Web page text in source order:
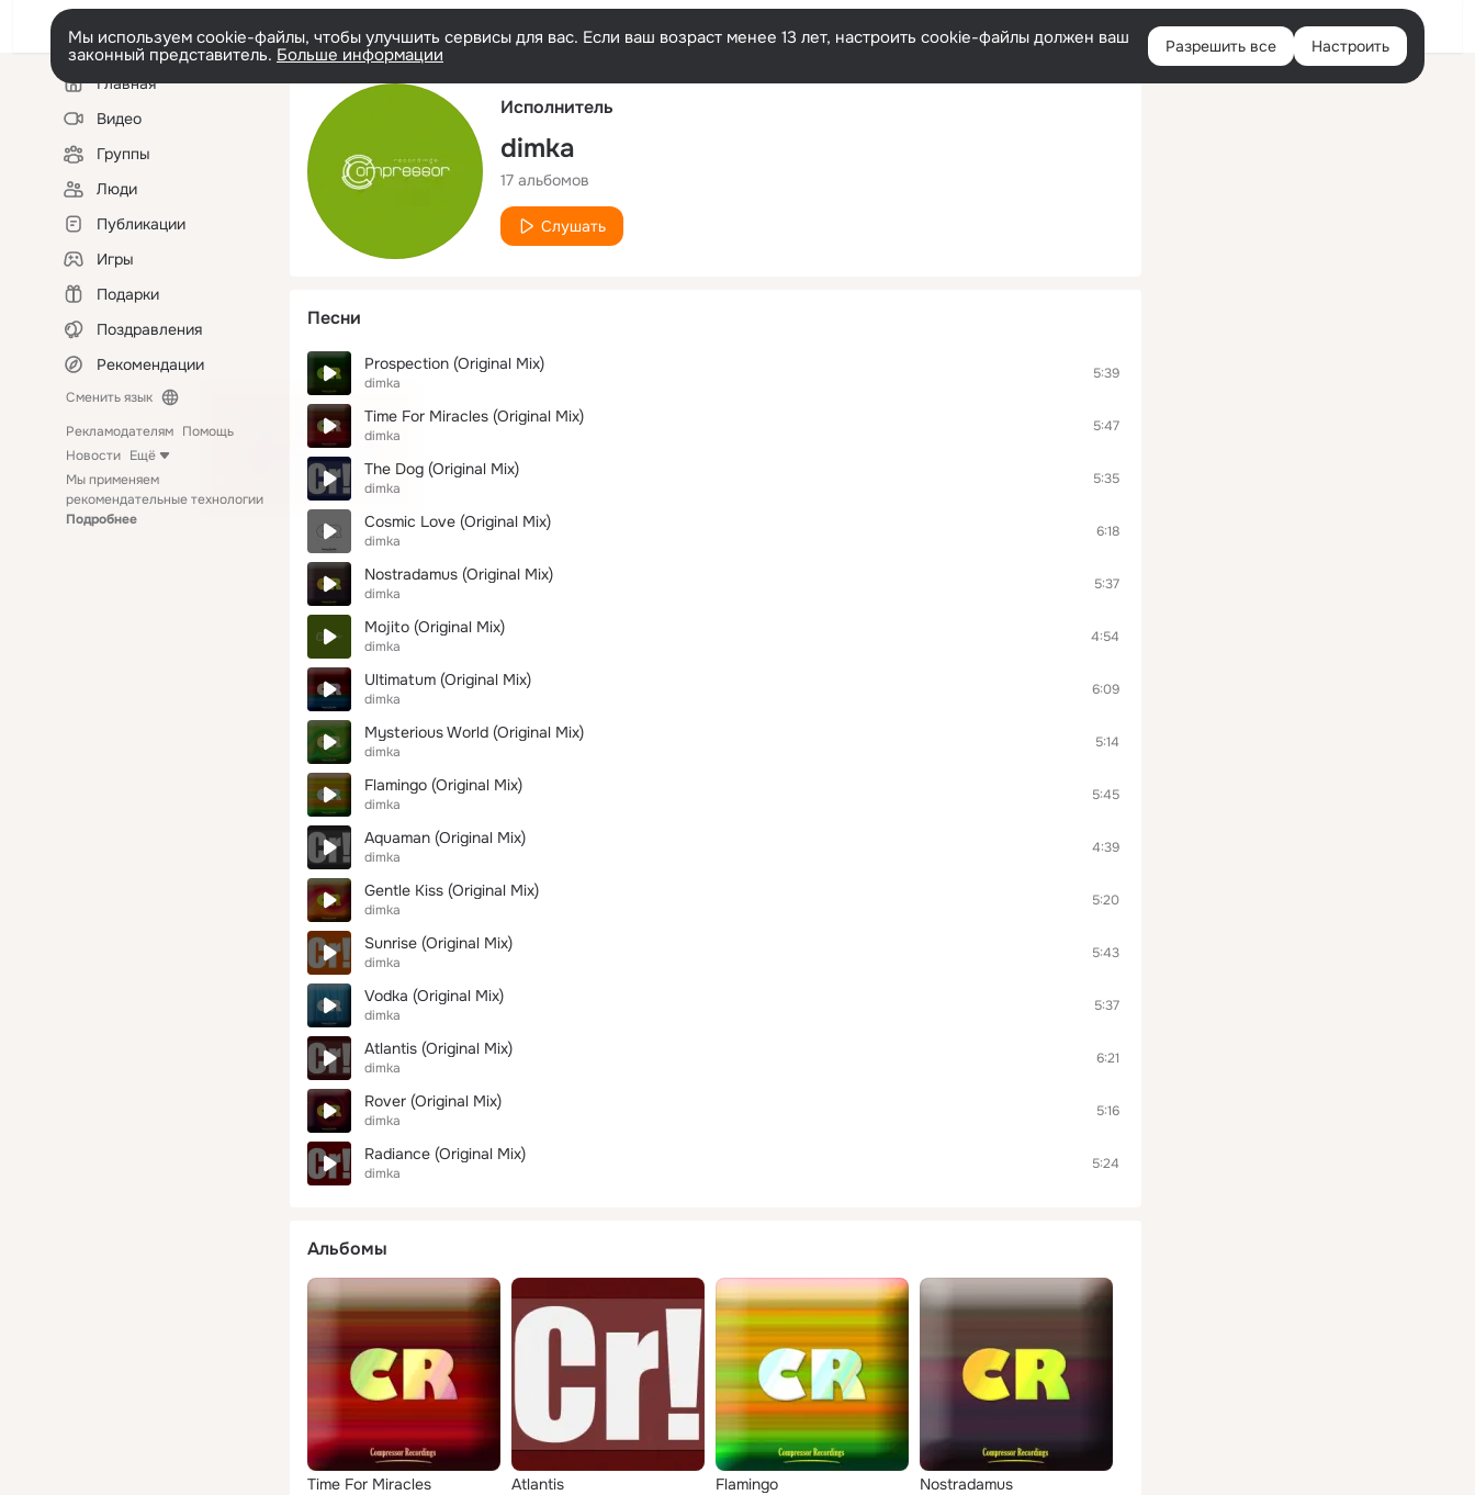
Русский Войти
Мы используем cookie-файлы, чтобы улучшить сервисы для вас. Если ваш возраст менее 13 лет, настроить cookie-файлы должен ваш
законный представитель. Больше информации Разрешить все Настроить
Левая
колонкаГлавная
Видео
Группы
Люди
Публикации
Игры
Подарки
Поздравления
Рекомендации
Сменить язык
Рекламодателям Помощь
Новости Ещё
Мы применяем
рекомендательные технологии
Подробнее
Исполнитель
dimka
17 альбомов
Слушать
Песни
Prospection (Original Mix)
dimka
5:39
Time For Miracles (Original Mix)
dimka
5:47
The Dog (Original Mix)
dimka
5:35
Cosmic Love (Original Mix)
dimka
6:18
Nostradamus (Original Mix)
dimka
5:37
Mojito (Original Mix)
dimka
4:54
Ultimatum (Original Mix)
dimka
6:09
Mysterious World (Original Mix)
dimka
5:14
Flamingo (Original Mix)
dimka
5:45
Aquaman (Original Mix)
dimka
4:39
Gentle Kiss (Original Mix)
dimka
5:20
Sunrise (Original Mix)
dimka
5:43
Vodka (Original Mix)
dimka
5:37
Atlantis (Original Mix)
dimka
6:21
Rover (Original Mix)
dimka
5:16
Radiance (Original Mix)
dimka
5:24
Альбомы
Time For Miracles Atlantis Flamingo Nostradamus